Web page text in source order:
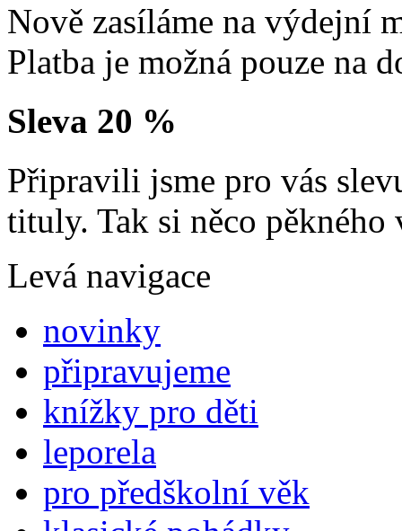
Nově zasíláme na výdejní
Platba je možná pouze na
Sleva 20 %
Připravili jsme pro vás
tituly. Tak si něco pěkného
Levá navigace
novinky
připravujeme
knížky pro děti
leporela
pro předškolní věk